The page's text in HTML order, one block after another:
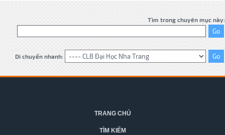
Tìm trong chuyên mục này:
Di chuyển nhanh:
TRANG CHỦ
TÌM KIẾM